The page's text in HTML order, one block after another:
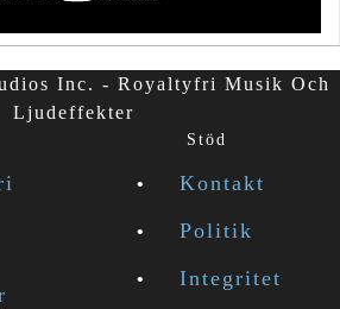
Inc. - Royaltyfri Musik Och
Ljudeffekter
Stöd
Kontakt
Politik
Integritet